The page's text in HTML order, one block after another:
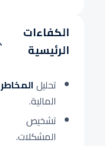
الكفاءات
الرئيسية
تحليلالمخاطر
المالية.
تشخيص
المشكلات.